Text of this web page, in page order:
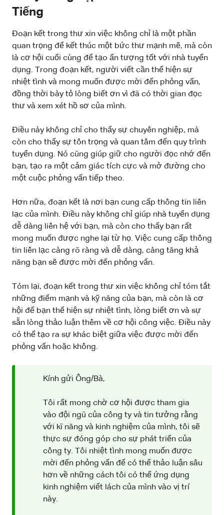
Tiếng
Đoạn kết trong thư xin việc không chỉ là một phần
quan trọng để kết thúc một bức thư mạnh mẽ, mà còn
là cơ hội cuối cùng để tạo ấn tượng tốt với nhà tuyển
dụng. Trong đoạn kết, người viết cần thể hiện sự
nhiệt tình và mong muốn được mời đến phỏng vấn,
đồng thời bày tỏ lòng biết ơn vì đã có thời gian đọc
thư và xem xét hồ sơ của mình.
Điều này không chỉ cho thấy sự chuyên nghiệp, mà
còn cho thấy sự tôn trọng và quan tâm đến quy trình
tuyển dụng. Nó cũng giúp giữ cho người đọc nhớ đến
bạn, tạo ra một cảm giác tích cực và mở đường cho
một cuộc phỏng vấn tiếp theo.
Hơn nữa, đoạn kết là nơi bạn cung cấp thông tin liên
lạc của mình. Điều này không chỉ giúp nhà tuyển dụng
dễ dàng liên hệ với bạn, mà còn cho thấy bạn rất
mong muốn được nghe lại từ họ. Việc cung cấp thông
tin liên lạc càng rõ ràng và dễ dàng, càng tăng khả
năng bạn sẽ được mời đến phỏng vấn.
Tóm lại, đoạn kết trong thư xin việc không chỉ tóm tắt
những điểm mạnh và kỹ năng của bạn, mà còn là cơ
hội để bạn thể hiện sự nhiệt tình, lòng biết ơn và sự
sẵn lòng thảo luận thêm về cơ hội công việc. Điều này
có thể tạo ra sự khác biệt giữa việc được mời đến
phỏng vấn hoặc không.
Kính gửi Ông/Bà,
Tôi rất mong chờ cơ hội được tham gia
vào đội ngũ của công ty và tin tưởng rằng
với kĩ năng và kinh nghiệm của mình, tôi sẽ
thực sự đóng góp cho sự phát triển của
công ty. Tôi nhiệt tình mong muốn được
mời đến phỏng vấn để có thể thảo luận sâu
hơn về những cách tôi có thể ứng dụng
kinh nghiệm viết lách của mình vào vị trí
này.